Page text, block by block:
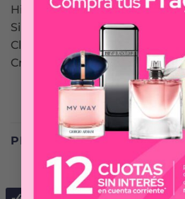
Hipoalergénica
Sin Parabenos
Clínica y
Cruelty Free
PRODUCTOS